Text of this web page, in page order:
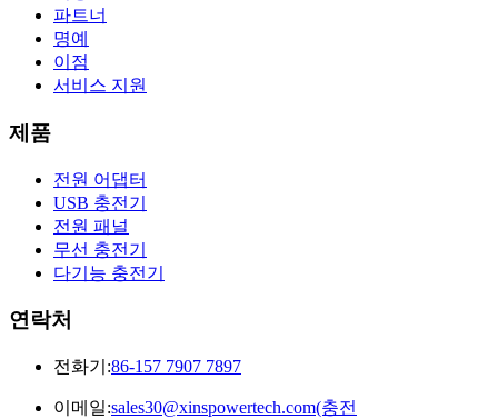
파트너
명예
이점
서비스 지원
제품
전원 어댑터
USB 충전기
전원 패널
무선 충전기
다기능 충전기
연락처
전화기:86-157 7907 7897
이메일:sales30@xinspowertech.com(충전